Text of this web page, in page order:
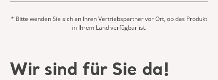
* Bitte wenden Sie sich an Ihren Vertriebspartner vor Ort, ob das Produkt
in Ihrem Land verfügbar ist.
Wir sind für Sie da!